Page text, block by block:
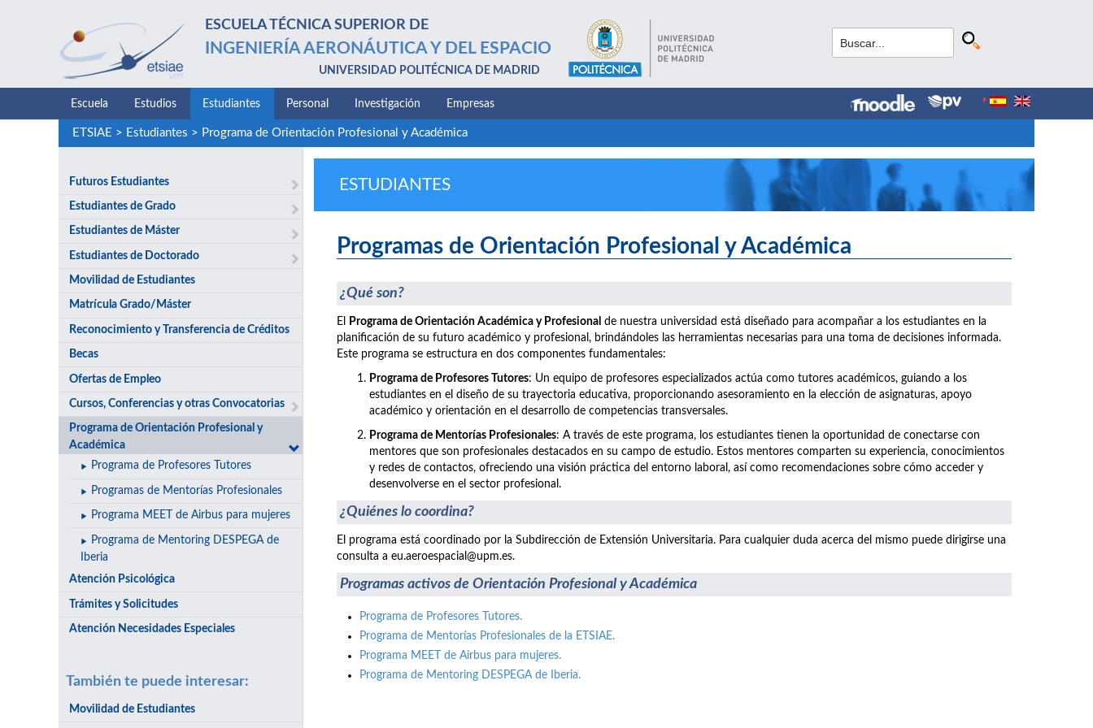
ESCUELA TÉCNICA SUPERIOR DE
INGENIERÍA AERONÁUTICA Y DEL ESPACIO
UNIVERSIDAD POLITÉCNICA DE MADRID
Escuela Estudios Estudiantes Personal Investigación Empresas
ETSIAE > Estudiantes > Programa de Orientación Profesional y Académica
Futuros Estudiantes
Estudiantes de Grado
Estudiantes de Máster
Estudiantes de Doctorado
Movilidad de Estudiantes
Matrícula Grado/Máster
Reconocimiento y Transferencia de Créditos
Becas
Ofertas de Empleo
Cursos, Conferencias y otras Convocatorias
Programa de Orientación Profesional y
Académica
Programa de Profesores Tutores
Programas de Mentorías Profesionales
Programa MEET de Airbus para mujeres
Programa de Mentoring DESPEGA de
Iberia
Atención Psicológica
Trámites y Solicitudes
Atención Necesidades Especiales
También te puede interesar:
Movilidad de Estudiantes
ESTUDIANTES
Programas de Orientación Profesional y Académica
¿Qué son?
El Programa de Orientación Académica y Profesional de nuestra universidad está diseñado para acompañar a los estudiantes en la
planificación de su futuro académico y profesional, brindándoles las herramientas necesarias para una toma de decisiones informada.
Este programa se estructura en dos componentes fundamentales:
Programa de Profesores Tutores: Un equipo de profesores especializados actúa como tutores académicos, guiando a los
estudiantes en el diseño de su trayectoria educativa, proporcionando asesoramiento en la elección de asignaturas, apoyo
académico y orientación en el desarrollo de competencias transversales.
Programa de Mentorías Profesionales: A través de este programa, los estudiantes tienen la oportunidad de conectarse con
mentores que son profesionales destacados en su campo de estudio. Estos mentores comparten su experiencia, conocimientos
y redes de contactos, ofreciendo una visión práctica del entorno laboral, así como recomendaciones sobre cómo acceder y
desenvolverse en el sector profesional.
¿Quiénes lo coordina?
El programa está coordinado por la Subdirección de Extensión Universitaria. Para cualquier duda acerca del mismo puede dirigirse una
consulta a eu.aeroespacial@upm.es.
Programas activos de Orientación Profesional y Académica
Programa de Profesores Tutores.
Programa de Mentorías Profesionales de la ETSIAE.
Programa MEET de Airbus para mujeres.
Programa de Mentoring DESPEGA de Iberia.